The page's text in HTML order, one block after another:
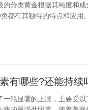
的分类黄金根据其纯度和
都有其独特的特点和应用
有哪些?还能持续
一轮显著的上涨，主要受